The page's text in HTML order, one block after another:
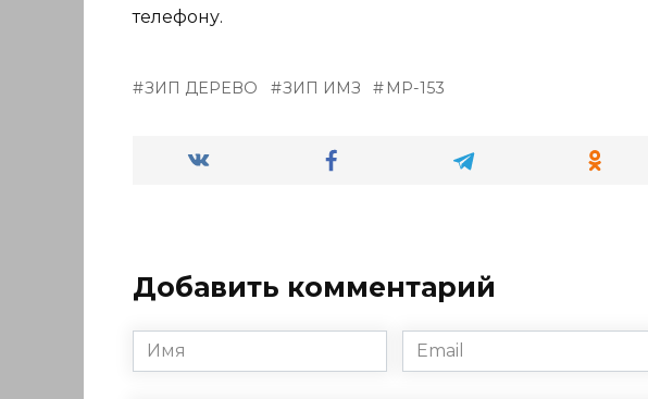
телефону.
ЗИП ДЕРЕВО ЗИП ИМЗ МР-153
Добавить комментарий
Имя
*
Email
*